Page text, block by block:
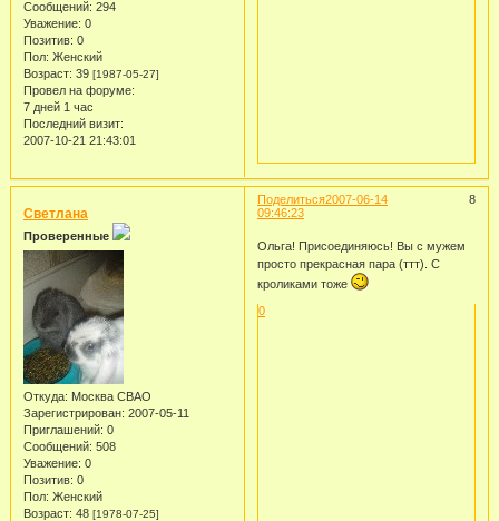
Сообщений: 294
Уважение: 0
Позитив: 0
Пол: Женский
Возраст: 39 [1987-05-27]
Провел на форуме:
7 дней 1 час
Последний визит:
2007-10-21 21:43:01
Поделиться 8
2007-06-14
09:46:23
Светлана
Проверенные
Откуда: Москва СВАО
Зарегистрирован: 2007-05-11
Приглашений: 0
Сообщений: 508
Уважение: 0
Позитив: 0
Пол: Женский
Возраст: 48 [1978-07-25]
Ольга! Присоединяюсь! Вы с мужем
просто прекрасная пара (ттт). С
кроликами тоже
0